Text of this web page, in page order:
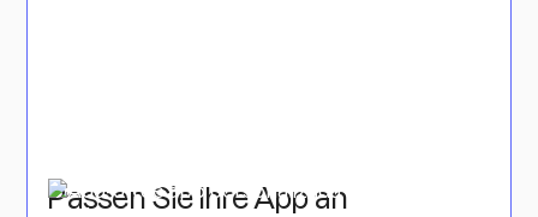
Passen Sie Ihre App an